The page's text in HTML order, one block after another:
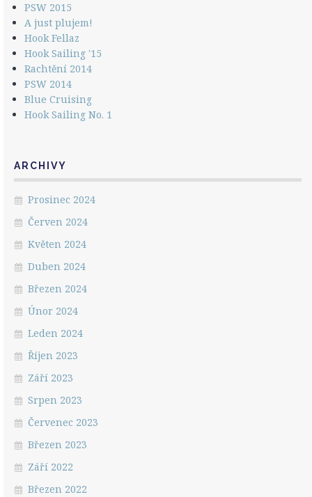
PSW 2015
A just plujem!
Hook Fellaz
Hook Sailing '15
Rachtění 2014
PSW 2014
Blue Cruising
Hook Sailing No. 1
ARCHIVY
Prosinec 2024
Červen 2024
Květen 2024
Duben 2024
Březen 2024
Únor 2024
Leden 2024
Říjen 2023
Září 2023
Srpen 2023
Červenec 2023
Březen 2023
Září 2022
Březen 2022